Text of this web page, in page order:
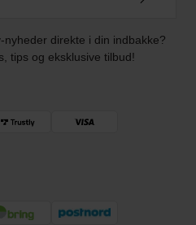
direkte i din indbakke?
tips og eksklusive tilbud!